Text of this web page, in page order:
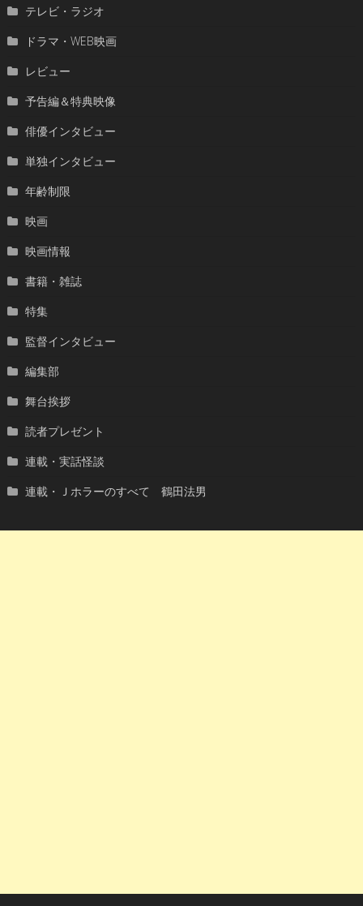
テレビ・ラジオ
ドラマ・WEB映画
レビュー
予告編＆特典映像
俳優インタビュー
単独インタビュー
年齢制限
映画
映画情報
書籍・雑誌
特集
監督インタビュー
編集部
舞台挨拶
読者プレゼント
連載・実話怪談
連載・Ｊホラーのすべて 鶴田法男